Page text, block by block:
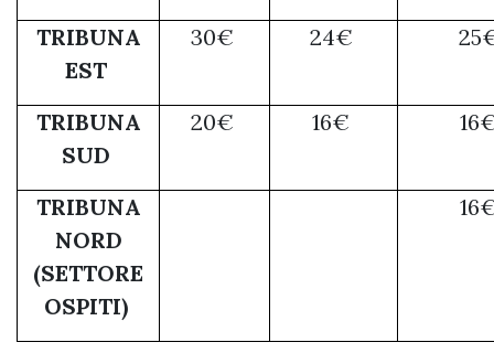
TRIBUNA
EST
30€ 24€
TRIBUNA
SUD
20€ 16€
TRIBUNA
NORD
(SETTORE
OSPITI)